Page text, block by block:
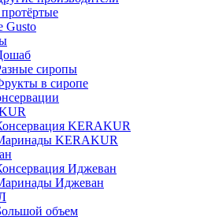
Gusto
сиропы
в сиропе
KERAKUR
KERAKUR
Иджеван
Иджеван
объем